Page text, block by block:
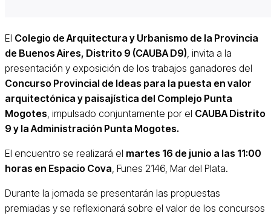
El Colegio de Arquitectura y Urbanismo de la Provincia
de Buenos Aires, Distrito 9 (CAUBA D9) , invita a la
presentación y exposición de los trabajos ganadores del
Concurso Provincial de Ideas para la puesta en valor
arquitectónica y paisajística del Complejo Punta
Mogotes , impulsado conjuntamente por el CAUBA Distrito
9 y la Administración Punta Mogotes.
El encuentro se realizará el martes 16 de junio a las 11:00
horas en Espacio Cova , Funes 2146, Mar del Plata.
Durante la jornada se presentarán las propuestas
premiadas y se reflexionará sobre el valor de los concursos